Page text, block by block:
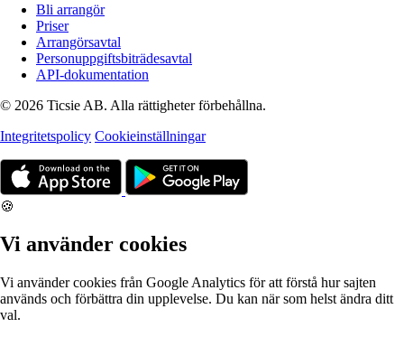
Bli arrangör
Priser
Arrangörsavtal
Personuppgiftsbiträdesavtal
API-dokumentation
© 2026 Ticsie AB. Alla rättigheter förbehållna.
Integritetspolicy Cookieinställningar
🍪
Vi använder cookies
Vi använder cookies från Google Analytics för att förstå hur sajten
används och förbättra din upplevelse. Du kan när som helst ändra ditt
val.